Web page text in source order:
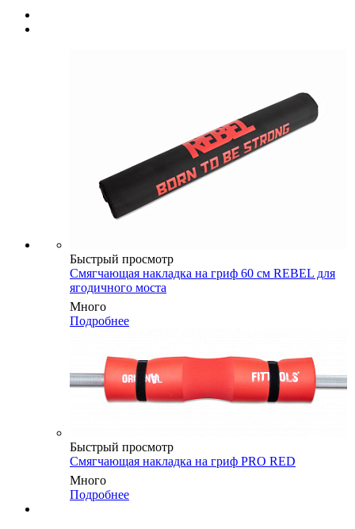
Быстрый просмотр
Смягчающая накладка на гриф 60 см REBEL для
ягодичного моста
Много
Подробнее
Быстрый просмотр
Смягчающая накладка на гриф PRO RED
Много
Подробнее